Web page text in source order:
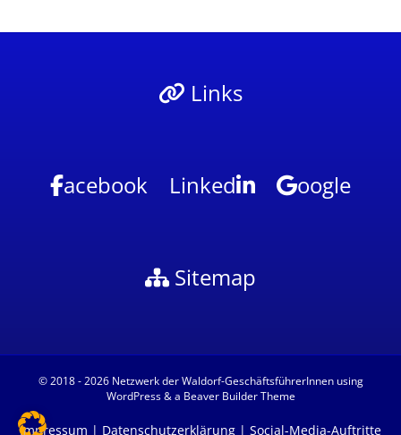
Links
acebook Linked oogle
Sitemap
© 2018 - 2026 Netzwerk der Waldorf-GeschäftsführerInnenusing
WordPress& a Beaver Builder Theme
Impressum | Datenschutzerklärung | Social-Media-Auftritte